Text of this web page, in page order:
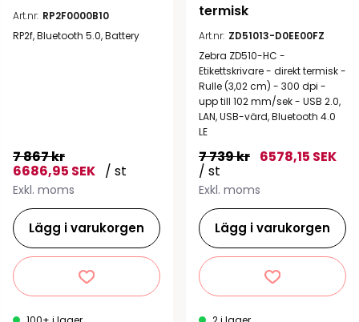
Art.nr: RP2F0000B10
RP2f, Bluetooth 5.0, Battery
7 867 kr
6686,95 SEK / st
Exkl. moms
Lägg i varukorgen
termisk
Art.nr: ZD51013-D0EE00FZ
Zebra ZD510-HC -
Etikettskrivare - direkt termisk -
Rulle (3,02 cm) - 300 dpi -
upp till 102 mm/sek - USB 2.0,
LAN, USB-värd, Bluetooth 4.0
LE
7 739 kr 6578,15 SEK
/ st
Exkl. moms
Lägg i varukorgen